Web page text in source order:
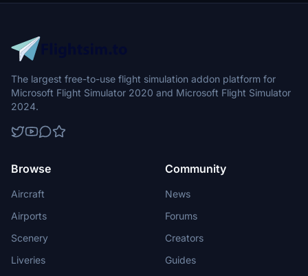
The largest free-to-use flight simulation addon platform for
Microsoft Flight Simulator 2020 and Microsoft Flight Simulator
2024.
Browse
Aircraft
Airports
Scenery
Liveries
Community
News
Forums
Creators
Guides